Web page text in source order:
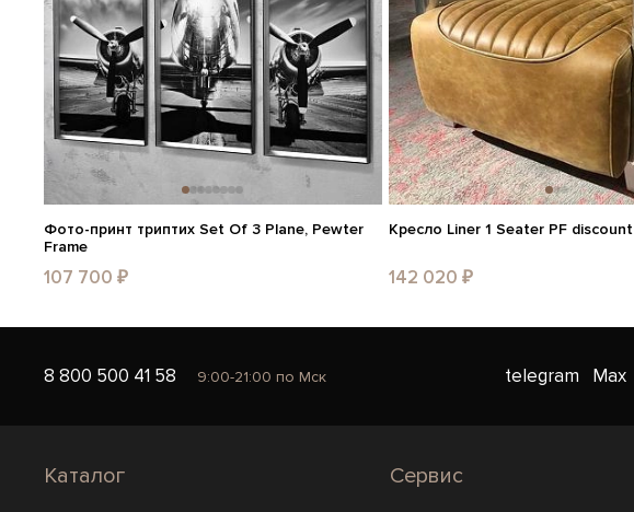
Фото-принт триптих Set Of 3 Plane, Pewter
Frame
107 700 ₽
Кресло Liner 1 Seater PF discount
142 020 ₽
8 800 500 41 58 9:00-21:00 по Мск telegram Max
Каталог Сервис